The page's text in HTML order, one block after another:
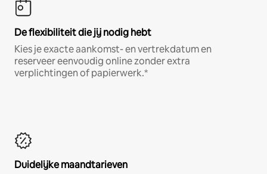
De flexibiliteit die jij nodig hebt
Kies je exacte aankomst- en vertrekdatum en
reserveer eenvoudig online zonder extra
verplichtingen of papierwerk.*
Duidelijke maandtarieven